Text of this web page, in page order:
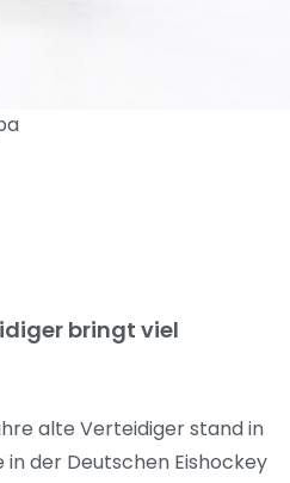
bringt viel
alte Verteidiger stand in
der Deutschen Eishockey